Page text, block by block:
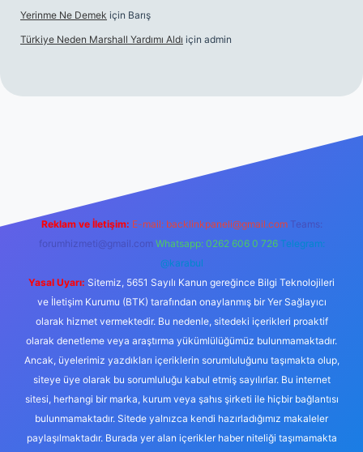
Yerinme Ne Demek için Barış
Türkiye Neden Marshall Yardımı Aldı için admin
Reklam ve İletişim: E-mail: backlinkpaneli@gmail.com Teams:
forumhizmeti@gmail.com Whatsapp: 0262 606 0 726 Telegram:
@karabul
Yasal Uyarı: Sitemiz, 5651 Sayılı Kanun gereğince Bilgi Teknolojileri
ve İletişim Kurumu (BTK) tarafından onaylanmış bir Yer Sağlayıcı
olarak hizmet vermektedir. Bu nedenle, sitedeki içerikleri proaktif
olarak denetleme veya araştırma yükümlülüğümüz bulunmamaktadır.
Ancak, üyelerimiz yazdıkları içeriklerin sorumluluğunu taşımakta olup,
siteye üye olarak bu sorumluluğu kabul etmiş sayılırlar. Bu internet
sitesi, herhangi bir marka, kurum veya şahıs şirketi ile hiçbir bağlantısı
bulunmamaktadır. Sitede yalnızca kendi hazırladığımız makaleler
paylaşılmaktadır. Burada yer alan içerikler haber niteliği taşımamakta